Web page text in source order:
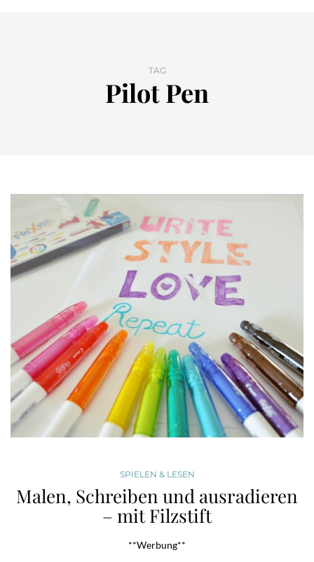
TAG
Pilot Pen
SPIELEN & LESEN
Malen, Schreiben und ausradieren
– mit Filzstift
**Werbung**